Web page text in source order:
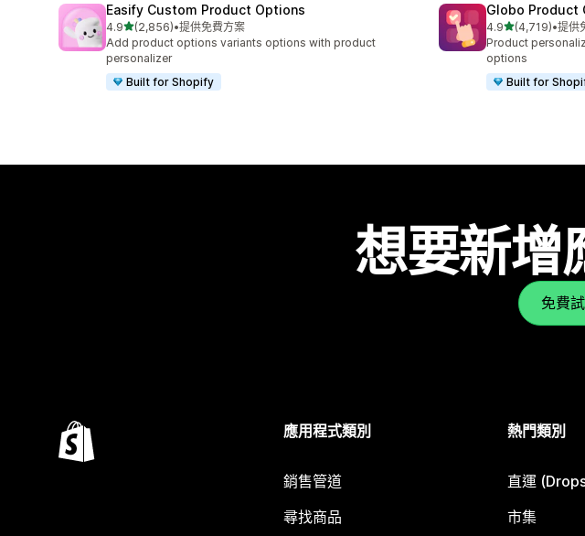
Easify Custom Product Options
4.9滿分 5 顆星
(2,856)
共有 2856 則評價
•提供免費方案
Add product options variants options with product
personalizer
Built for Shopify
Globo Product
4.9滿分 5 顆星
(4,719)
共有 4719 則評價
•提供
Product
options
Built for
想要新增
免費
應用程式類別
銷售管道
尋找商品
熱門類別
直運
市集